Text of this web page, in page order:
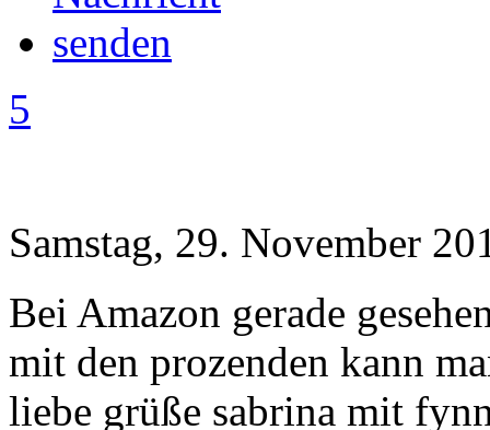
5
Samstag, 29. November
Bei Amazon gerade
mit den prozenden kann
liebe grüße sabrina mit